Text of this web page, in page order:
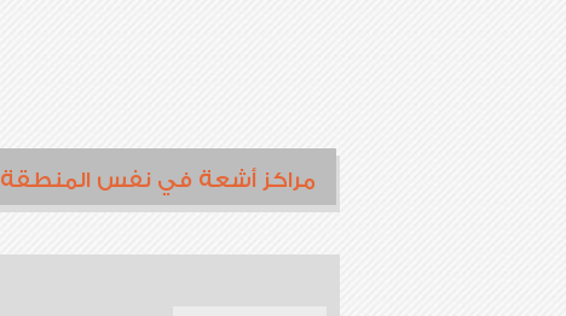
مراكز أشعة في نفس المنطقة